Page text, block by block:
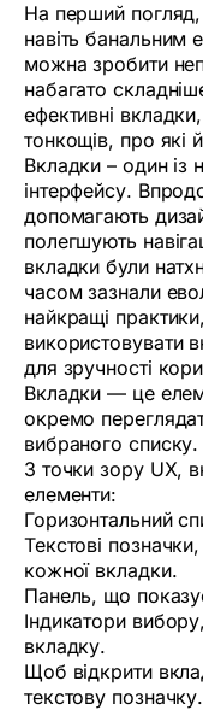
На перший
навіть банальним
можна зробити
набагато
ефективні
тонкощів, про які
Вкладки – один із
інтерфейсу.
допомагають
полегшують
вкладки були
часом зазнали
найкращі
використовувати
для зручності
Вкладки — це
окремо
вибраного списку.
З точки зору UX,
елементи:
Горизонтальний
Текстові
кожної вкладки.
Панель, що
Індикатори
вкладку.
Щоб відкрити
текстову позначку.